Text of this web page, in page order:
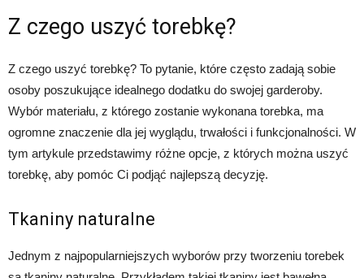
Z czego uszyć torebkę?
Z czego uszyć torebkę? To pytanie, które często zadają sobie
osoby poszukujące idealnego dodatku do swojej garderoby.
Wybór materiału, z którego zostanie wykonana torebka, ma
ogromne znaczenie dla jej wyglądu, trwałości i funkcjonalności. W
tym artykule przedstawimy różne opcje, z których można uszyć
torebkę, aby pomóc Ci podjąć najlepszą decyzję.
Tkaniny naturalne
Jednym z najpopularniejszych wyborów przy tworzeniu torebek